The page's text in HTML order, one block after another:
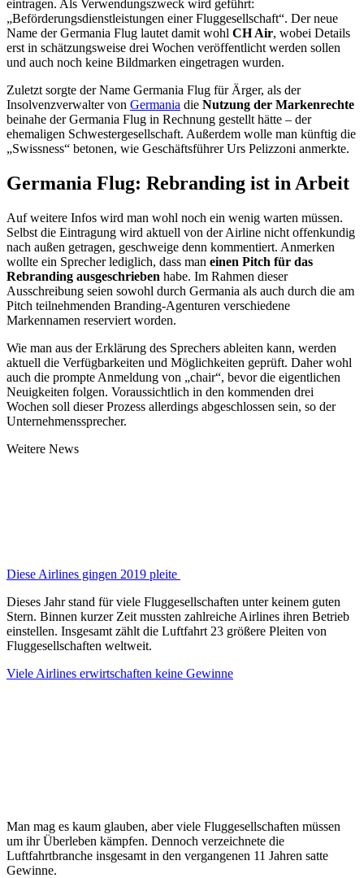
eintragen. Als Verwendungszweck wird geführt:
„Beförderungsdienstleistungen einer Fluggesellschaft“. Der neue
Name der Germania Flug lautet damit wohl CH Air, wobei Details
erst in schätzungsweise drei Wochen veröffentlicht werden sollen
und auch noch keine Bildmarken eingetragen wurden.
Zuletzt sorgte der Name Germania Flug für Ärger, als der
Insolvenzverwalter von Germania die Nutzung der Markenrechte
beinahe der Germania Flug in Rechnung gestellt hätte – der
ehemaligen Schwestergesellschaft. Außerdem wolle man künftig die
„Swissness“ betonen, wie Geschäftsführer Urs Pelizzoni anmerkte.
Germania Flug: Rebranding ist in Arbeit
Auf weitere Infos wird man wohl noch ein wenig warten müssen.
Selbst die Eintragung wird aktuell von der Airline nicht offenkundig
nach außen getragen, geschweige denn kommentiert. Anmerken
wollte ein Sprecher lediglich, dass man einen Pitch für das
Rebranding ausgeschrieben habe. Im Rahmen dieser
Ausschreibung seien sowohl durch Germania als auch durch die am
Pitch teilnehmenden Branding-Agenturen verschiedene
Markennamen reserviert worden.
Wie man aus der Erklärung des Sprechers ableiten kann, werden
aktuell die Verfügbarkeiten und Möglichkeiten geprüft. Daher wohl
auch die prompte Anmeldung von „chair“, bevor die eigentlichen
Neuigkeiten folgen. Voraussichtlich in den kommenden drei
Wochen soll dieser Prozess allerdings abgeschlossen sein, so der
Unternehmenssprecher.
Weitere News
Diese Airlines gingen 2019 pleite
Dieses Jahr stand für viele Fluggesellschaften unter keinem guten
Stern. Binnen kurzer Zeit mussten zahlreiche Airlines ihren Betrieb
einstellen. Insgesamt zählt die Luftfahrt 23 größere Pleiten von
Fluggesellschaften weltweit.
Viele Airlines erwirtschaften keine Gewinne
Man mag es kaum glauben, aber viele Fluggesellschaften müssen
um ihr Überleben kämpfen. Dennoch verzeichnete die
Luftfahrtbranche insgesamt in den vergangenen 11 Jahren satte
Gewinne.